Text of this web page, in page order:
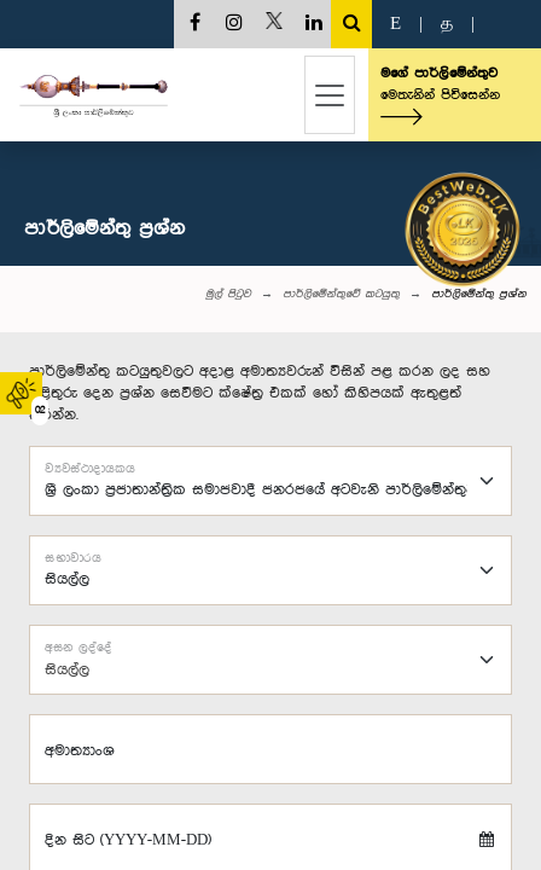
02
E த
මගේ පාර්ලිමේන්තුව
මෙතැනින් පිවිසෙන්න
පාර්ලි‌මේන්තු‌ ප්‍රශ්න
මුල් පිටුව පාර්ලිමේන්තුවේ කටයුතු පාර්ලි‌මේන්තු‌ ප්‍රශ්න
පාර්ලිමේන්තු කටයුතුවලට අදාළ අමාත්‍යවරුන් විසින් පළ කරන ලද සහ
පිළිතුරු දෙන ප්‍රශ්න සෙවීමට ක්ෂේත්‍ර එකක් හෝ කිහිපයක් ඇතුළත්
කරන්න.
ව්‍යවස්ථාදායකය
සභාවාරය
සියල්ල
අසන ලද්දේ
අමාත්‍යාංශ
දින සිට (YYYY-MM-DD)